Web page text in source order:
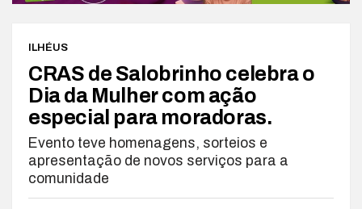
ILHÉUS
CRAS de Salobrinho celebra o
Dia da Mulher com ação
especial para moradoras.
Evento teve homenagens, sorteios e
apresentação de novos serviços para a
comunidade